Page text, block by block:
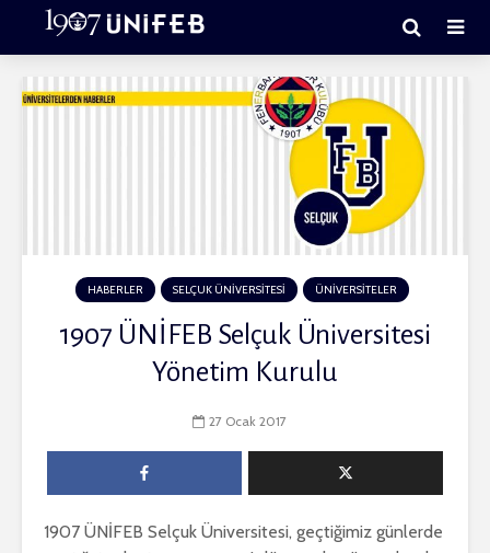
HABERLER SELÇUK ÜNİVERSİTESİ ÜNİVERSİTELER
1907 ÜNİFEB Selçuk Üniversitesi
Yönetim Kurulu
27 Ocak 2017
1907 ÜNİFEB Selçuk Üniversitesi, geçtiğimiz günlerde